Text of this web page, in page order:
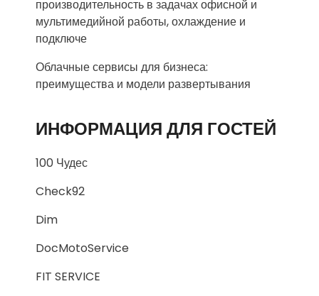
производительность в задачах офисной и
мультимедийной работы, охлаждение и
подключе
Облачные сервисы для бизнеса:
преимущества и модели развертывания
ИНФОРМАЦИЯ ДЛЯ ГОСТЕЙ
100 Чудес
Check92
Dim
DocMotoService
FIT SERVICE